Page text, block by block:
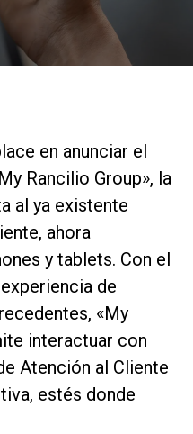
en anunciar el
Rancilio Group», la
al ya existente
ahora
y tablets. Con el
de
«My
interactuar con
Atención al Cliente
estés donde